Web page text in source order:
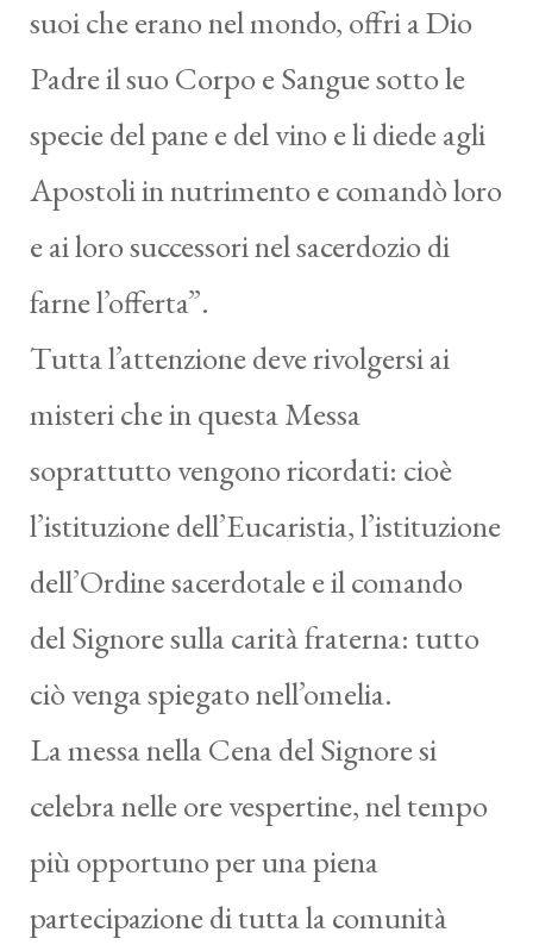
suoi che erano nel mondo, offri a Dio
Padre il suo Corpo e Sangue sotto le
specie del pane e del vino e li diede agli
Apostoli in nutrimento e comandò loro
e ai loro successori nel sacerdozio di
farne l’offerta”.
Tutta l’attenzione deve rivolgersi ai
misteri che in questa Messa
soprattutto vengono ricordati: cioè
l’istituzione dell’Eucaristia, l’istituzione
dell’Ordine sacerdotale e il comando
del Signore sulla carità fraterna: tutto
ciò venga spiegato nell’omelia.
La messa nella Cena del Signore si
celebra nelle ore vespertine, nel tempo
più opportuno per una piena
partecipazione di tutta la comunità